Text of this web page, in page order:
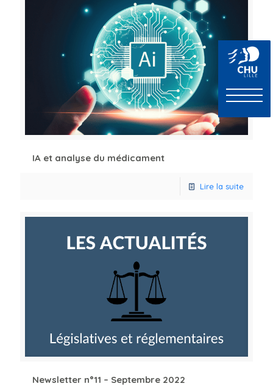
IA et analyse du médicament
Lire la suite
Newsletter n°11 – Septembre 2022